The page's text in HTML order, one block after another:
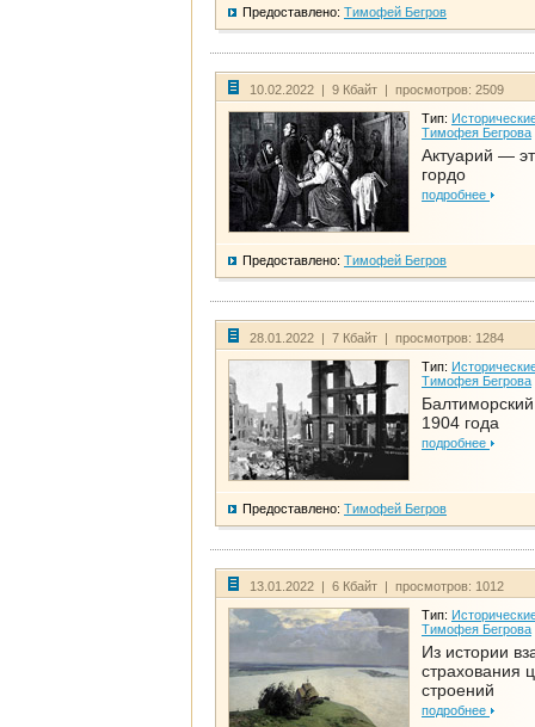
Предоставлено: Тимофей Бегров
10.02.2022 | 9 Кбайт | просмотров: 2509
Тип:
Тимофея Бегрова
Актуарий —
гордо
подробнее
Предоставлено: Тимофей Бегров
28.01.2022 | 7 Кбайт | просмотров: 1284
Тип:
Тимофея Бегрова
1904 года
подробнее
Предоставлено: Тимофей Бегров
13.01.2022 | 6 Кбайт | просмотров: 1012
Тип:
Тимофея Бегрова
Из истории
страхования
строений
подробнее